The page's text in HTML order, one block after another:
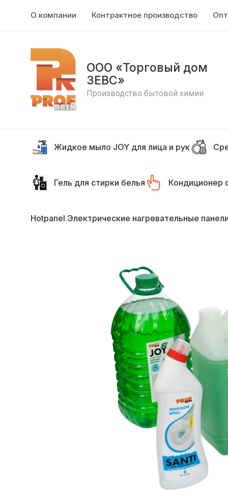
О компании Контрактное производство
ООО «Торговый дом
ЗЕВС»
Производство бытовой химии
Жидкое мыло JOY для лица и рук
Гель для стирки белья Кондиционер
Hotpanel Электрические нагревательные